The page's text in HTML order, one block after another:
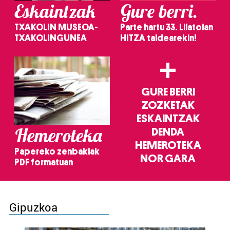
Eskaintzak
TXAKOLIN MUSEOA-
TXAKOLINGUNEA
Gure berri.
Parte hartu 33. Lilatoian
HITZA taldearekin!
Hemeroteka
Papereko zenbakiak
PDF formatuan
+
GURE BERRI
ZOZKETAK
ESKAINTZAK
DENDA
HEMEROTEKA
NOR GARA
Gipuzkoa